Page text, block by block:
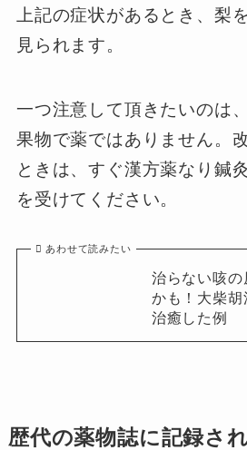
上記の症状があるとき、梨
見られます。
一つ注意して頂きたいのは
果物で薬ではありません。
ときは、すぐ漢方薬なり鍼
を受けてください。
あわせて読みたい
治らない咳の
かも！大柴
治癒した例
歴代の薬物誌に記録さ